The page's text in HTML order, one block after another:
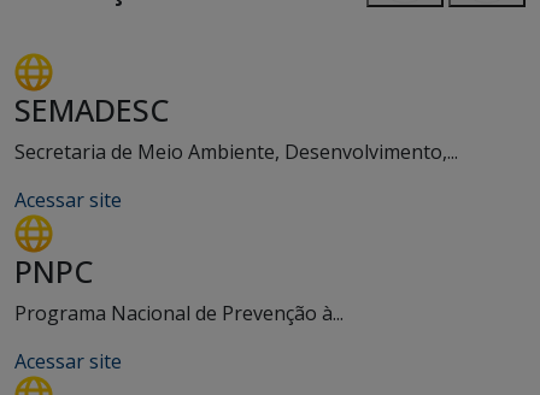
SEMADESC
Secretaria de Meio Ambiente, Desenvolvimento,...
Acessar site
PNPC
Programa Nacional de Prevenção à...
Acessar site